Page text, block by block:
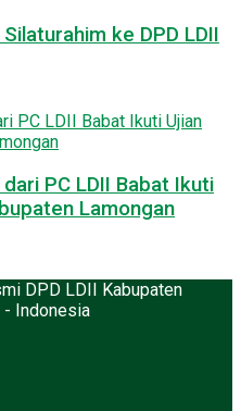
ke DPD LDII
PC LDII Babat Ikuti
Lamongan
DPD LDII Kabupaten
- Indonesia